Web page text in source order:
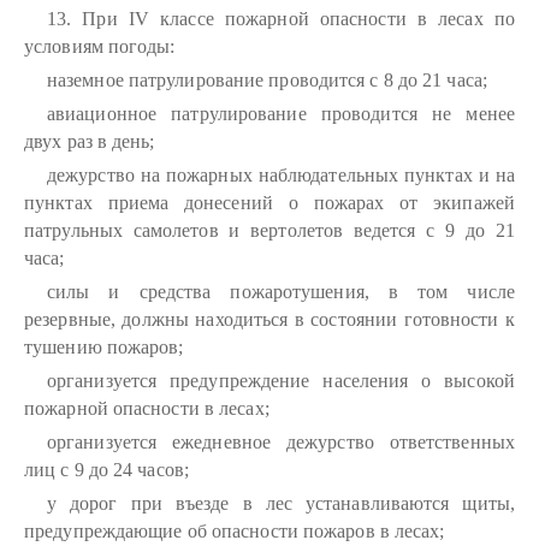
13. При IV классе пожарной опасности в лесах по
условиям погоды:
наземное патрулирование проводится с 8 до 21 часа;
авиационное патрулирование проводится не менее
двух раз в день;
дежурство на пожарных наблюдательных пунктах и на
пунктах приема донесений о пожарах от экипажей
патрульных самолетов и вертолетов ведется с 9 до 21
часа;
силы и средства пожаротушения, в том числе
резервные, должны находиться в состоянии готовности к
тушению пожаров;
организуется предупреждение населения о высокой
пожарной опасности в лесах;
организуется ежедневное дежурство ответственных
лиц с 9 до 24 часов;
у дорог при въезде в лес устанавливаются щиты,
предупреждающие об опасности пожаров в лесах;